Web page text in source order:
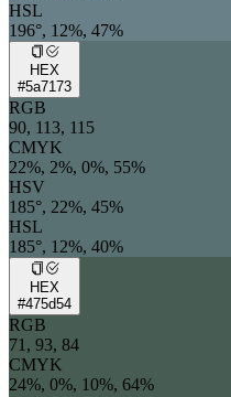
HSL
196°, 12%, 47%
HEX
#5a7173
RGB
90, 113, 115
CMYK
22%, 2%, 0%, 55%
HSV
185°, 22%, 45%
HSL
185°, 12%, 40%
HEX
#475d54
RGB
71, 93, 84
CMYK
24%, 0%, 10%, 64%